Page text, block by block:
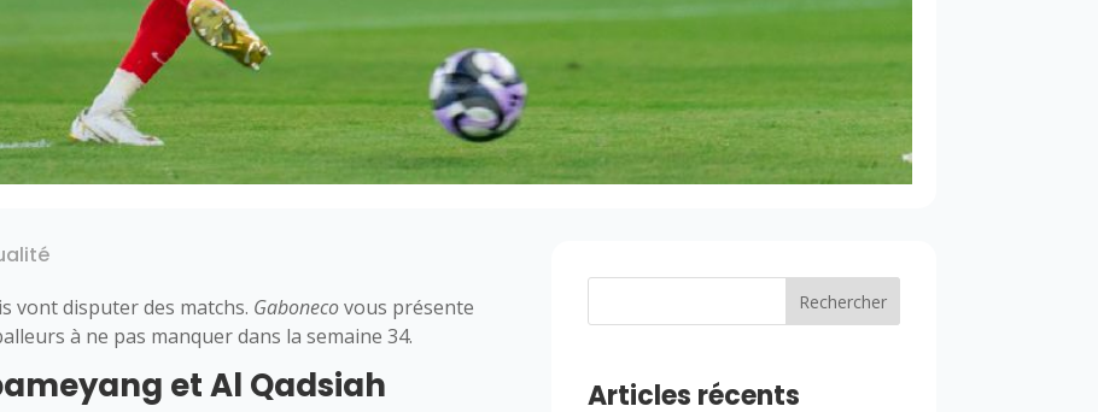
vont disputer des matchs. Gabonecovous présente
à ne pas manquer dans la semaine 34.
et Al Qadsiah
Rechercher
Articles récents